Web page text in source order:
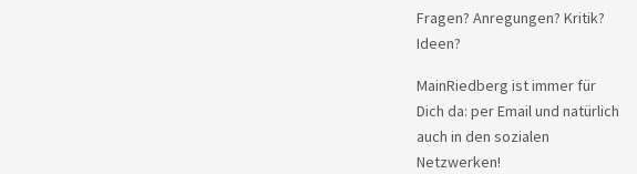
Fragen? Anregungen? Kritik?
Ideen?
MainRiedberg ist immer für
Dich da: per Email und natürlich
auch in den sozialen
Netzwerken!